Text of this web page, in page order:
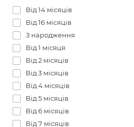
Від 14 місяців
Від 16 місяців
З народження
Від 1 місяця
Від 2 місяців
Від 3 місяців
Від 4 місяців
Від 5 місяців
Від 6 місяців
Від 7 місяців